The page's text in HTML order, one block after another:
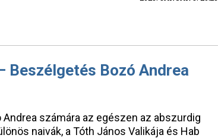
Beszélgetés Bozó Andrea
számára az egészen az abszurdig
naivák, a Tóth János Valikája és Hab